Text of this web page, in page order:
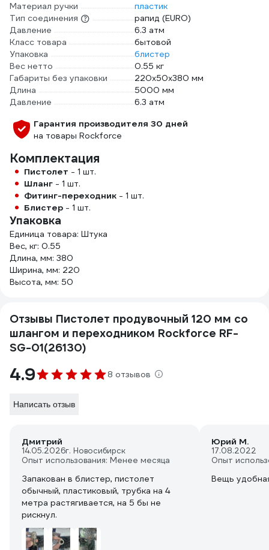
Материал ручки
пластик
Тип соединения
рапид (EURO)
Давление
6.3 атм
Класс товара
бытовой
Упаковка
блистер
Вес нетто
0.55 кг
Габариты без упаковки
220х50х380 мм
Длина
5000 мм
Давление
6.3 атм
Гарантия производителя 30 дней
на товары Rockforce
Комплектация
Пистолет - 1 шт.
Шланг - 1 шт.
Фитинг-переходник - 1 шт.
Блистер - 1 шт.
Упаковка
Единица товара: Штука
Вес, кг: 0.55
Длина, мм: 380
Ширина, мм: 220
Высота, мм: 50
Отзывы Пистолет продувочный 120 мм со
шлангом и переходником Rockforce RF-
SG-01(26130)
4.9 8 отзывов
Написать отзыв
Дмитрий
14.05.2026г. Новосибирск
Опыт использования: Менее месяца
Запакован в блистер, пистолет
обычный, пластиковый, трубка на 4
метра растягивается, на 5 бы не
рискнул.
Юрий М.
17.08.2022
Опыт
Вещь